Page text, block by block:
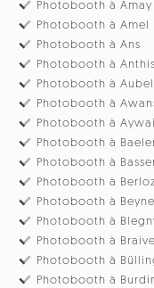
Photobooth à Amay
Photobooth à Amel
Photobooth à Ans
Photobooth à
Photobooth à Aubel
Photobooth à
Photobooth à
Photobooth à
Photobooth à
Photobooth à
Photobooth à
Photobooth à
Photobooth à
Photobooth à
Photobooth à